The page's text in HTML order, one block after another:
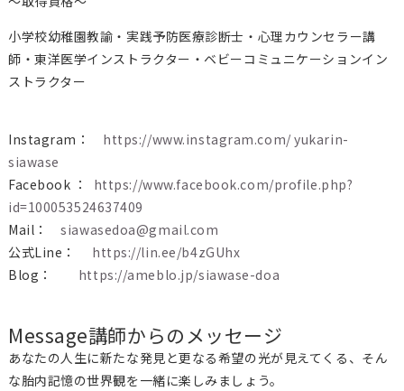
小学校幼稚園教諭・実践予防医療診断士・心理カウンセラー講
師・東洋医学インストラクター・ベビーコミュニケーションイン
ストラクター
Instagram： https://www.instagram.com/ yukarin-
siawase
Facebook ： https://www.facebook.com/profile.php?
id=100053524637409
Mail：siawasedoa@gmail.com
公式Line： https://lin.ee/b4zGUhx
Blog： https://ameblo.jp/siawase-doa
Message講師からのメッセージ
あなたの人生に新たな発見と更なる希望の光が見えてくる、そん
な胎内記憶の世界観を一緒に楽しみましょう。